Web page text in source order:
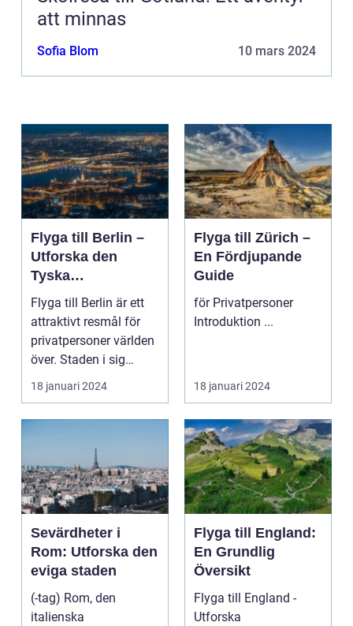
att minnas
Sofia Blom 10 mars 2024
Flyga till Berlin –
Utforska den
Tyska
Huvudstaden på
Nära Håll
Flyga till Berlin är ett
attraktivt resmål för
privatpersoner världen
över. Staden i sig
bjuder på e...
18 januari 2024
Flyga till Zürich –
En Fördjupande
Guide
för Privatpersoner
Introduktion ...
18 januari 2024
Sevärdheter i
Rom: Utforska den
eviga staden
(-tag) Rom, den
italienska
Flyga till England:
En Grundlig
Översikt
Flyga till England -
Utforska